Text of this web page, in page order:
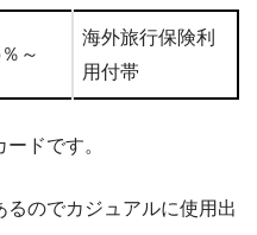
～
海外旅行保険利
用付帯
ドです。
のでカジュアルに使用出